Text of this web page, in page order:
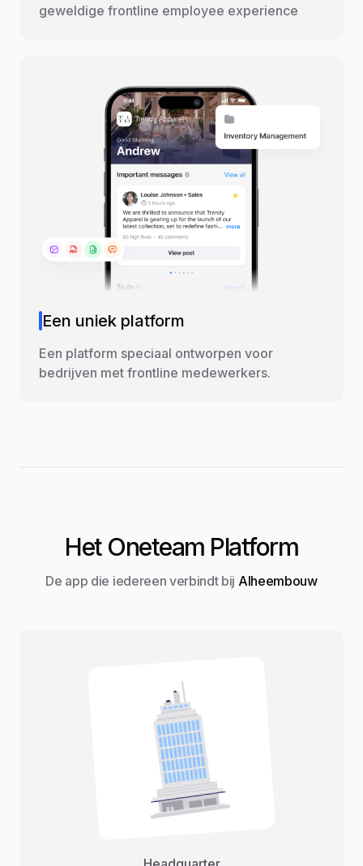
geweldige frontline employee experience
Een uniek platform
Een platform speciaal ontworpen voor
bedrijven met frontline medewerkers.
Het Oneteam Platform
De app die iedereen verbindt bij Alheembouw